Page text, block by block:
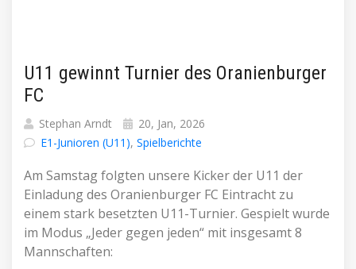
U11 gewinnt Turnier des Oranienburger
FC
Stephan Arndt
20, Jan, 2026
E1-Junioren (U11), Spielberichte
Am Samstag folgten unsere Kicker der U11 der
Einladung des Oranienburger FC Eintracht zu
einem stark besetzten U11-Turnier.️ Gespielt wurde
im Modus „Jeder gegen jeden“ mit insgesamt 8
Mannschaften: